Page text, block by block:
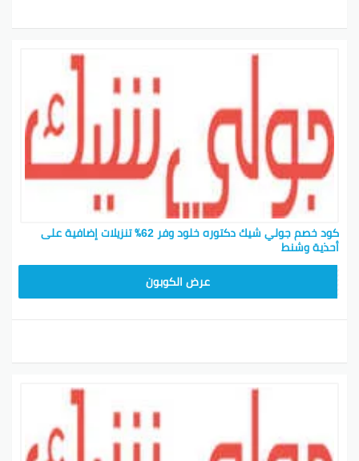
كود خصم جولي شيك دكتوره خلود وفر 62٪ تنزيلات إضافية على
أحذية وشنط
عرض الكوبون